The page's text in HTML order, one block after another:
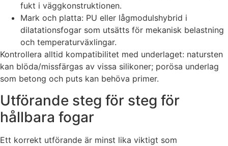
fukt i väggkonstruktionen.
Mark och platta: PU eller lågmodulshybrid i
dilatationsfogar som utsätts för mekanisk belastning
och temperaturväxlingar.
Kontrollera alltid kompatibilitet med underlaget: natursten
kan blöda/missfärgas av vissa silikoner; porösa underlag
som betong och puts kan behöva primer.
Utförande steg för steg för
hållbara fogar
Ett korrekt utförande är minst lika viktigt som